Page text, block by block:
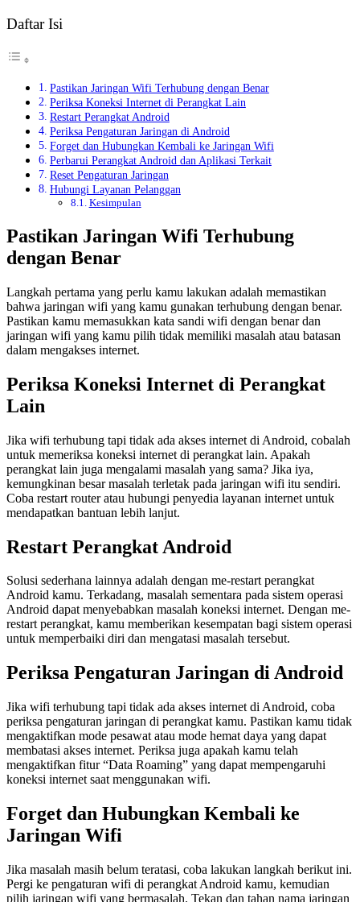
Daftar Isi
Pastikan Jaringan Wifi Terhubung dengan Benar
Periksa Koneksi Internet di Perangkat Lain
Restart Perangkat Android
Periksa Pengaturan Jaringan di Android
Forget dan Hubungkan Kembali ke Jaringan Wifi
Perbarui Perangkat Android dan Aplikasi Terkait
Reset Pengaturan Jaringan
Hubungi Layanan Pelanggan
Kesimpulan
Pastikan Jaringan Wifi Terhubung
dengan Benar
Langkah pertama yang perlu kamu lakukan adalah memastikan
bahwa jaringan wifi yang kamu gunakan terhubung dengan benar.
Pastikan kamu memasukkan kata sandi wifi dengan benar dan
jaringan wifi yang kamu pilih tidak memiliki masalah atau batasan
dalam mengakses internet.
Periksa Koneksi Internet di Perangkat
Lain
Jika wifi terhubung tapi tidak ada akses internet di Android, cobalah
untuk memeriksa koneksi internet di perangkat lain. Apakah
perangkat lain juga mengalami masalah yang sama? Jika iya,
kemungkinan besar masalah terletak pada jaringan wifi itu sendiri.
Coba restart router atau hubungi penyedia layanan internet untuk
mendapatkan bantuan lebih lanjut.
Restart Perangkat Android
Solusi sederhana lainnya adalah dengan me-restart perangkat
Android kamu. Terkadang, masalah sementara pada sistem operasi
Android dapat menyebabkan masalah koneksi internet. Dengan me-
restart perangkat, kamu memberikan kesempatan bagi sistem operasi
untuk memperbaiki diri dan mengatasi masalah tersebut.
Periksa Pengaturan Jaringan di Android
Jika wifi terhubung tapi tidak ada akses internet di Android, coba
periksa pengaturan jaringan di perangkat kamu. Pastikan kamu tidak
mengaktifkan mode pesawat atau mode hemat daya yang dapat
membatasi akses internet. Periksa juga apakah kamu telah
mengaktifkan fitur “Data Roaming” yang dapat mempengaruhi
koneksi internet saat menggunakan wifi.
Forget dan Hubungkan Kembali ke
Jaringan Wifi
Jika masalah masih belum teratasi, coba lakukan langkah berikut ini.
Pergi ke pengaturan wifi di perangkat Android kamu, kemudian
pilih jaringan wifi yang bermasalah. Tekan dan tahan nama jaringan